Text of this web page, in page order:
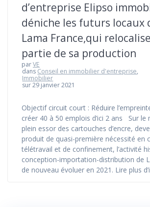
d’entreprise Elipso
déniche les futurs locaux
Lama France,qui
partie de sa production
parVE
dans Conseil en immobilier d'entreprise,
Immobilier
sur 29 janvier 2021
Objectif circuit court : Réduire
créer 40 à 50 emplois d’ici 2 ans Sur le
plein essor des cartouches d’encre,
produit de quasi-première nécessité en
télétravail et de confinement, l’activité
conception-importation-distribution de
de nouveau évoluer en 2021. Lire plus